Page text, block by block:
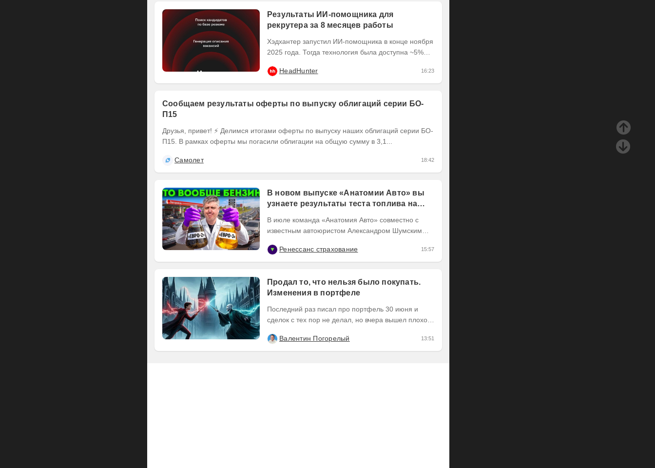
Результаты ИИ-помощника для
рекрутера за 8 месяцев работы
Хэдхантер запустил ИИ-помощника в конце ноября
2025 года. Тогда технология была доступна ~5%
2026...HeadHunter 16:23
Сообщаем результаты оферты по выпуску облигаций серии БО-
П15
Друзья, привет! ⚡️ Делимся итогами оферты по выпуску наших облигаций серии БО-
П15. В рамках оферты мы погасили облигации на общую сумму в 3,1...
Самолет 18:42
В новом выпуске «Анатомии Авто» вы
узнаете результаты теста топлива на
В июле команда «Анатомия Авто» совместно с
известным автоюристом Александром Шумским
московского...
Ренессанс страхование 15:57
Продал то, что нельзя было покупать.
Изменения в портфеле
Последний раз писал про портфель 30 июня и
сделок с тех пор не делал, но вчера вышел плохой
Валентин Погорелый
13:51